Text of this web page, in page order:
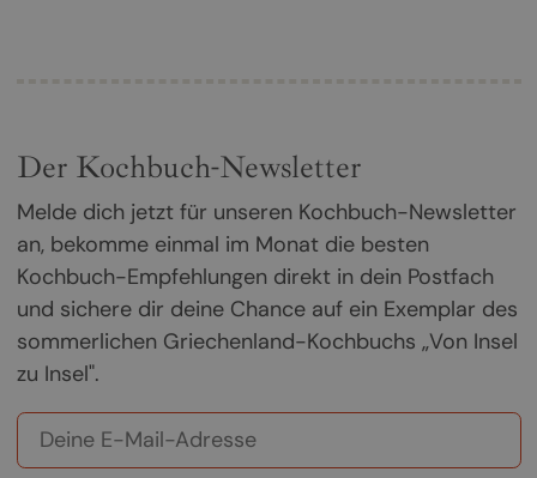
Der Kochbuch-Newsletter
Melde dich jetzt für unseren Kochbuch-Newsletter
an, bekomme einmal im Monat die besten
Kochbuch-Empfehlungen direkt in dein Postfach
und sichere dir deine Chance auf ein Exemplar des
sommerlichen Griechenland-Kochbuchs „Von Insel
zu Insel".